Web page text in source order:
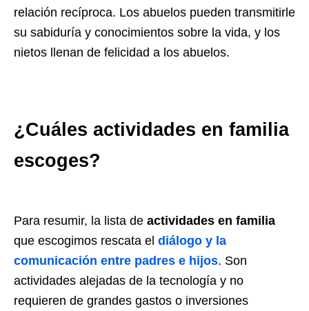
relación recíproca. Los abuelos pueden transmitirle
su sabiduría y conocimientos sobre la vida, y los
nietos llenan de felicidad a los abuelos.
¿Cuáles actividades en familia
escoges?
Para resumir, la lista de actividades en familia
que escogimos rescata el diálogo y la
comunicación entre padres e hijos. Son
actividades alejadas de la tecnología y no
requieren de grandes gastos o inversiones